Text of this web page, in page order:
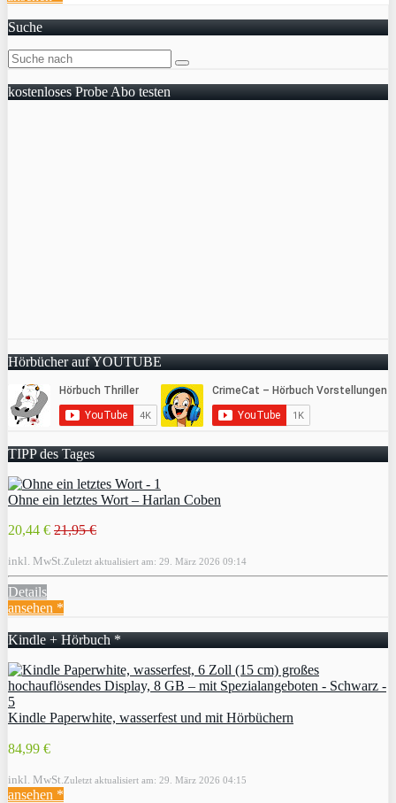
Suche
kostenloses Probe Abo testen
Hörbücher auf YOUTUBE
TIPP des Tages
Ohne ein letztes Wort – Harlan Coben
20,44 € 21,95 €
inkl. MwSt. Zuletzt aktualisiert am: 29. März 2026 09:14
Details
ansehen *
Kindle + Hörbuch *
Kindle Paperwhite, wasserfest und mit Hörbüchern
84,99 €
inkl. MwSt. Zuletzt aktualisiert am: 29. März 2026 04:15
ansehen *